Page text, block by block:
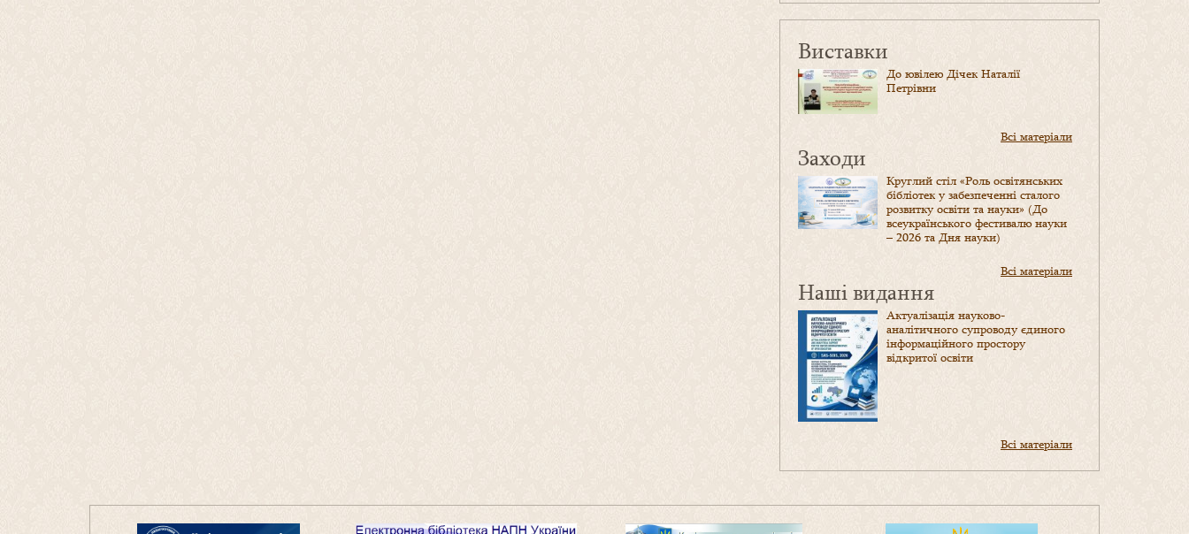
Виставки
До ювілею Дічек Наталії
Петрівни
Всі матеріали
Заходи
Круглий стіл «Роль освітянських
бібліотек у забезпеченні сталого
розвитку освіти та науки» (До
всеукраїнського фестивалю науки
– 2026 та Дня науки)
Всі матеріали
Наші видання
Актуалізація науково-
аналітичного супроводу єдиного
інформаційного простору
відкритої освіти
Всі матеріали